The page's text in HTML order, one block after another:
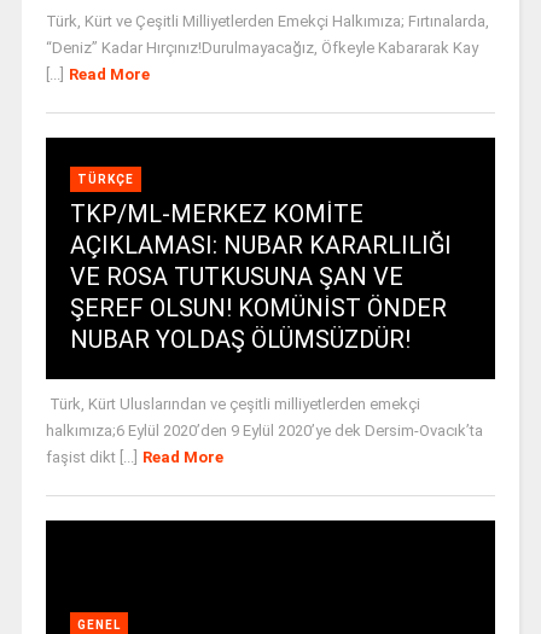
Türk, Kürt ve Çeşitli Milliyetlerden Emekçi Halkımıza; Fırtınalarda,
“Deniz” Kadar Hırçınız!Durulmayacağız, Öfkeyle Kabararak Kay
Read More
TÜRKÇE
TKP/ML-MERKEZ KOMİTE
AÇIKLAMASI: NUBAR KARARLILIĞI
VE ROSA TUTKUSUNA ŞAN VE
ŞEREF OLSUN! KOMÜNİST ÖNDER
NUBAR YOLDAŞ ÖLÜMSÜZDÜR!
Türk, Kürt Uluslarından ve çeşitli milliyetlerden emekçi
halkımıza;6 Eylül 2020’den 9 Eylül 2020’ye dek Dersim-Ovacık’ta
faşist dikt [...]
Read More
GENEL